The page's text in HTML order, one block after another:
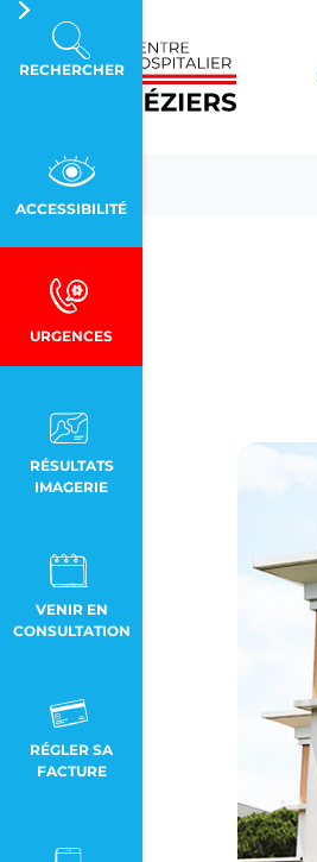
Aller au contenu principal
RECHERCHER
ACCESSIBILITÉ
URGENCES
RÉSULTATS
IMAGERIE
VENIR EN
CONSULTATION
RÉGLER SA
FACTURE
Panneau de gestion des cookies